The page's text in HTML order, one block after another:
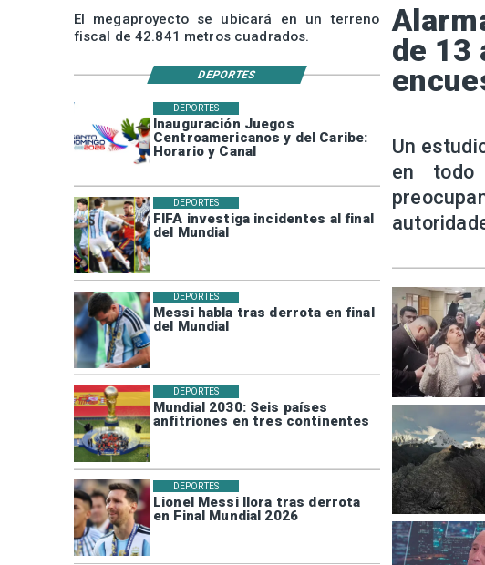
Inauguración Juegos
Centroamericanos y del Caribe:
Horario y Canal
DEPORTES
FIFA investiga incidentes al final
del Mundial
DEPORTES
Messi habla tras derrota en final
del Mundial
DEPORTES
Mundial 2030: Seis países
anfitriones en tres continentes
DEPORTES
Lionel Messi llora tras derrota
en Final Mundial 2026
DEPORTES
El megaproyecto se ubicará en un terreno
fiscal de 42.841 metros cuadrados.
de 13
Un
en
DEPORTES